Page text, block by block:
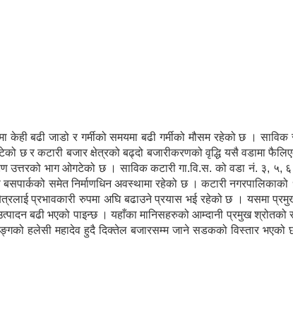
बढी जाडो र गर्मीको समयमा बढी गर्मीको मौसम रहेको छ ।
र कटारी बजार क्षेत्रको बढ्दो बजारीकरणको वृद्धि यसै वडामा
उत्तरको भाग ओगटेको छ । साविक कटारी गा.वि.स. को वडा नं. ३,
समेत निर्माणधिन अवस्थामा रहेको छ । कटारी
प्रभावकारी रुपमा अघि बढाउने प्रयास भई रहेको छ । यसमा प्रमुख
बढी भएको पाइन्छ । यहाँका मानिसहरुको आम्दानी प्रमुख श्रोतको
हलेसी महादेव हुदै दिक्तेल बजारसम्म जाने सडकको विस्तार